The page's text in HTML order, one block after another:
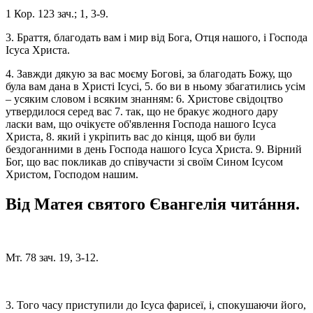
1 Кор. 123 зач.; 1, 3-9.
3. Браття, благодать вам і мир від Бога, Отця нашого, і Господа
Ісуса Христа.
4. Завжди дякую за вас моєму Богові, за благодать Божу, що
була вам дана в Христі Ісусі, 5. бо ви в ньому збагатились усім
– усяким словом і всяким знанням: 6. Христове свідоцтво
утвердилося серед вас 7. так, що не бракує жодного дару
ласки вам, що очікуєте об'явлення Господа нашого Ісуса
Христа, 8. який і укріпить вас до кінця, щоб ви були
бездоганними в день Господа нашого Ісуса Христа. 9. Вірний
Бог, що вас покликав до співучасти зі своїм Сином Ісусом
Христом, Господом нашим.
Від Матея святого Євангелія читáння.
Мт. 78 зач. 19, 3-12.
3. Того часу приступили до Ісуса фарисеї, і, спокушаючи його,